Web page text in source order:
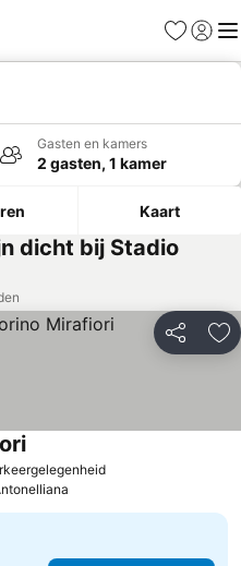
Favorieten
Gasten en kamers
2 gasten, 1 kamer
Kaart
dicht bij Stadio
Delen